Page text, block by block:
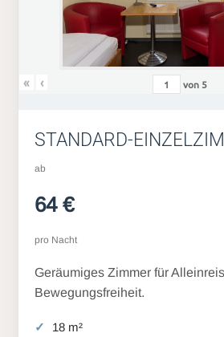
« ‹ von 5
STANDARD-
ab
64 €
pro Nacht
Geräumiges Zimmer für
Bewegungsfreiheit.
18 m²